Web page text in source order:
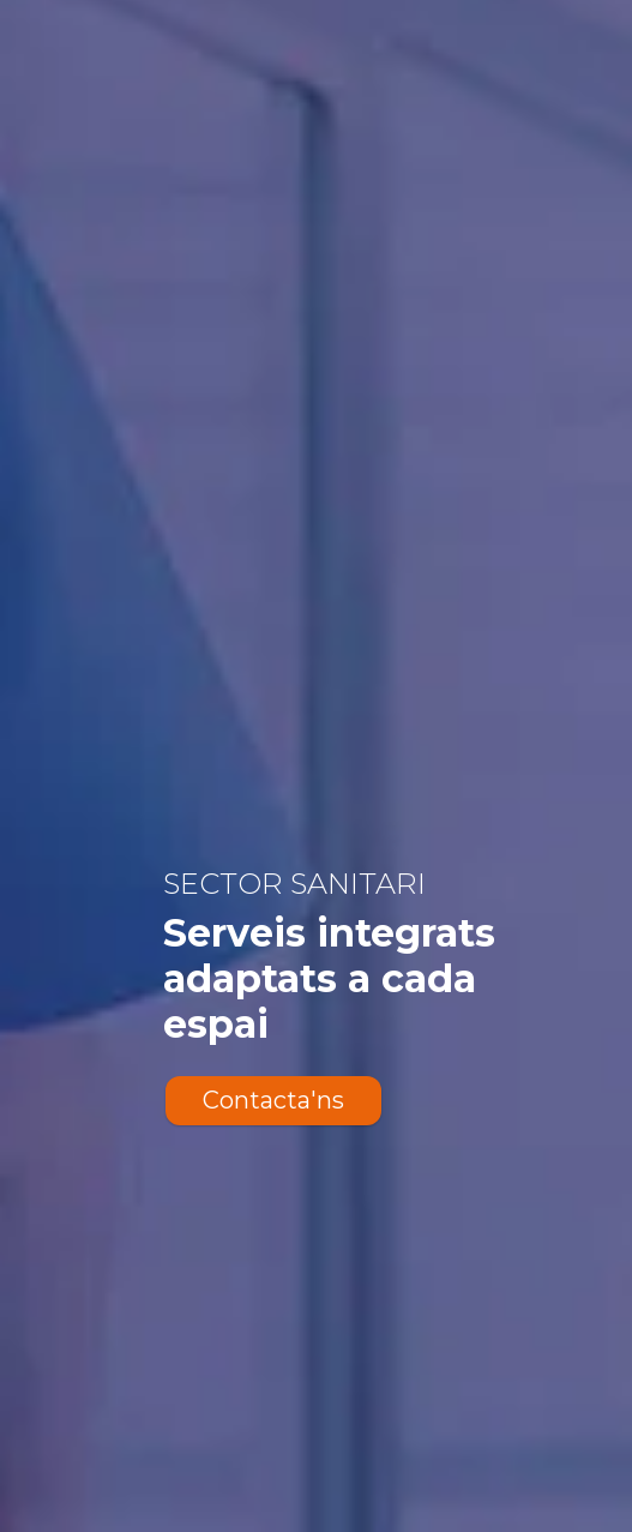
SECTOR SANITARI
Serveis integrats
adaptats a cada
espai
Contacta'ns